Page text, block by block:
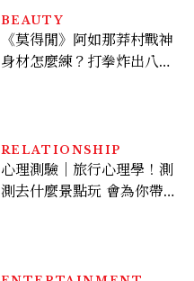
BEAUTY
《莫得閒》阿如那莽村戰神
身材怎麼練？打拳炸出八塊
RELATIONSHIP
心理測驗｜旅行心理學！測
測去什麼景點玩 會為你帶來